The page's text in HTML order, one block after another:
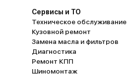
Сервисы и ТО
Техническое обслуживание
Кузовной ремонт
Замена масла и фильтров
Диагностика
Ремонт КПП
Шиномонтаж